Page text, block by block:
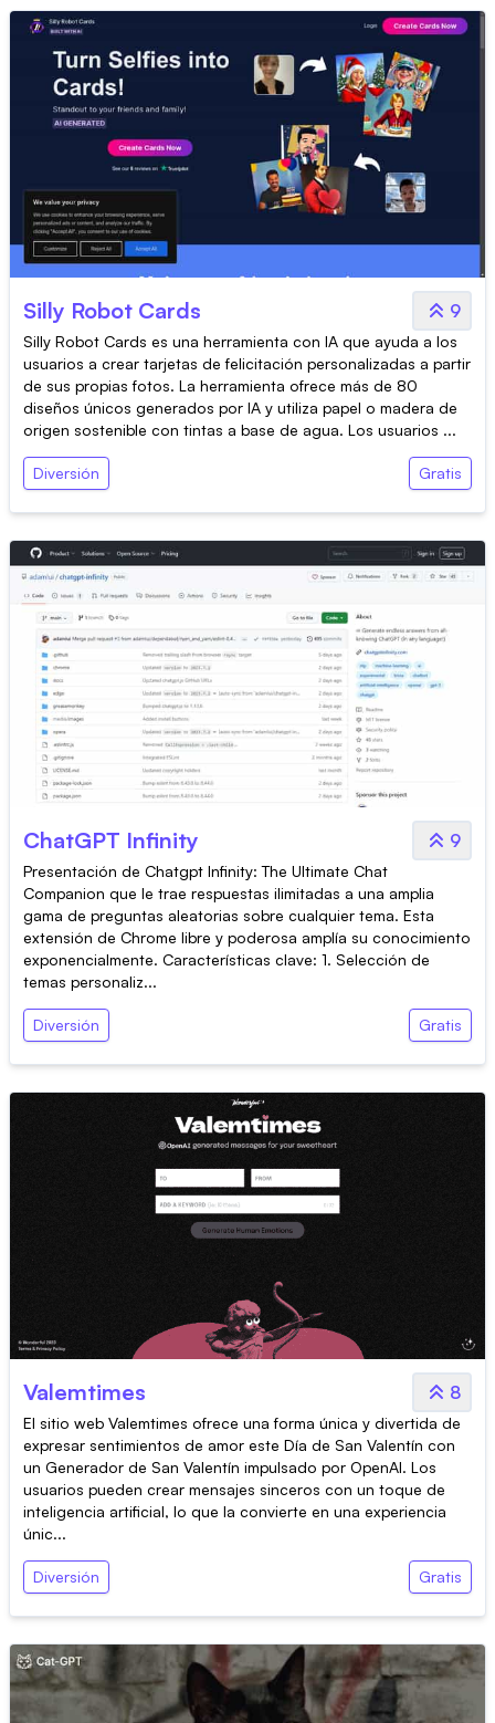
Silly Robot Cards 9
Silly Robot Cards es una herramienta con IA que ayuda a los
usuarios a crear tarjetas de felicitación personalizadas a partir
de sus propias fotos. La herramienta ofrece más de 80
diseños únicos generados por IA y utiliza papel o madera de
origen sostenible con tintas a base de agua. Los usuarios ...
Diversión Gratis
ChatGPT Infinity 9
Presentación de Chatgpt Infinity: The Ultimate Chat
Companion que le trae respuestas ilimitadas a una amplia
gama de preguntas aleatorias sobre cualquier tema. Esta
extensión de Chrome libre y poderosa amplía su conocimiento
exponencialmente. Características clave: 1. Selección de
temas personaliz...
Diversión Gratis
Valemtimes 8
El sitio web Valemtimes ofrece una forma única y divertida de
expresar sentimientos de amor este Día de San Valentín con
un Generador de San Valentín impulsado por OpenAI. Los
usuarios pueden crear mensajes sinceros con un toque de
inteligencia artificial, lo que la convierte en una experiencia
únic...
Diversión Gratis